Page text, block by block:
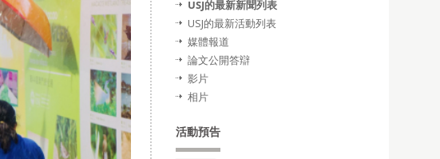
USJ的最新新聞列表
USJ的最新活動列表
媒體報道
論文公開答辯
影片
相片
活動預告